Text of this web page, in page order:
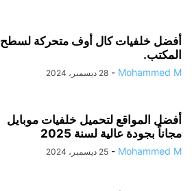
أفضل خلفيات كال أوف متحركة لسطح
المكتب.
Mohammed M
- 28 ديسمبر، 2024
أفضل المواقع لتحميل خلفيات موبايل
مجاناً بجودة عالية لسنة 2025
Mohammed M
- 25 ديسمبر، 2024